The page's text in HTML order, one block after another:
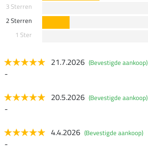
3 Sterren
2 Sterren
1 Ster
21.7.2026 (Bevestigde aankoop)
-
20.5.2026 (Bevestigde aankoop)
-
4.4.2026 (Bevestigde aankoop)
-